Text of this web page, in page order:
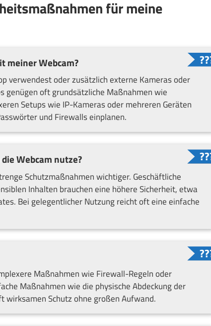
für meine
meiner Webcam?
verwendest oder zusätzlich externe Kameras oder
genügen oft grundsätzliche Maßnahmen wie
Setups wie IP-Kameras oder mehreren Geräten
und Firewalls einplanen.
Webcam nutze?
Schutzmaßnahmen wichtiger. Geschäftliche
Inhalten brauchen eine höhere Sicherheit, etwa
Bei gelegentlicher Nutzung reicht oft eine einfache
Maßnahmen wie Firewall-Regeln oder
Maßnahmen wie die physische Abdeckung der
wirksamen Schutz ohne großen Aufwand.